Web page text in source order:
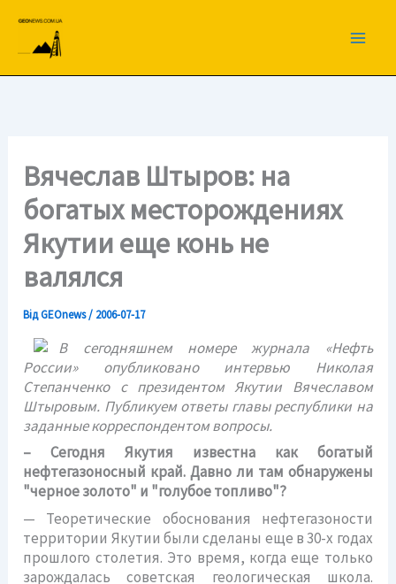
вмісту
Вячеслав Штыров: на
богатых месторождениях
Якутии еще конь не
валялся
ВідGEOnews/ 2006-07-17
В сегодняшнем номере журнала «Нефть
России» опубликовано интервью Николая
Степанченко с президентом Якутии Вячеславом
Штыровым. Публикуем ответы главы республики на
заданные корреспондентом вопросы.
– Сегодня Якутия известна как богатый
нефтегазоносный край. Давно ли там обнаружены
"черное золото" и "голубое топливо"?
— Теоретические обоснования нефтегазоности
территории Якутии были сделаны еще в 30-х годах
прошлого столетия. Это время, когда еще только
зарождалась советская геологическая школа.